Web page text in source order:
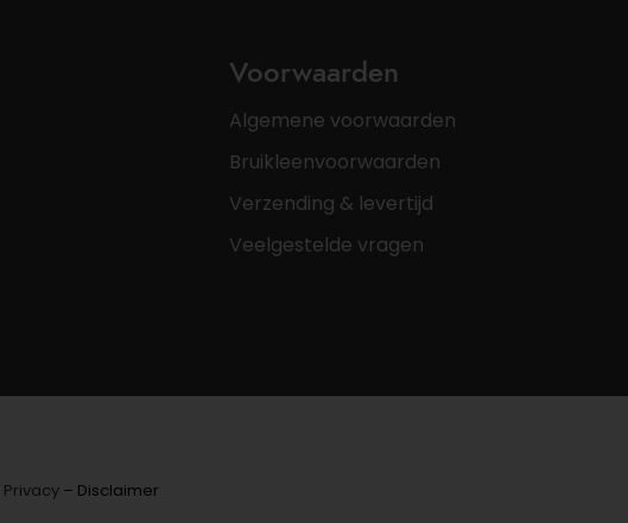
Voorwaarden
Algemene voorwaarden
Bruikleenvoorwaarden
Verzending & levertijd
Veelgestelde vragen
Privacy – Disclaimer